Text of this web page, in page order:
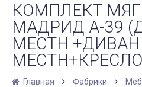
КОМПЛЕКТ
МАДРИД А-39
МЕСТН +ДИВАН
Главная Фабрики